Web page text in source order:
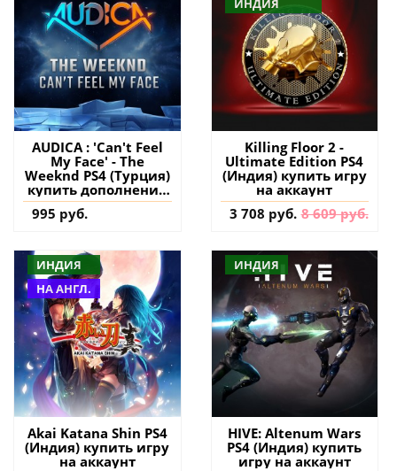
AUDICA : 'Can't Feel
My Face' - The
Weeknd PS4 (Турция)
купить дополнение
на аккаунт
995 руб.
ИНДИЯ
Killing Floor 2 -
Ultimate Edition PS4
(Индия) купить игру
на аккаунт
3 708 руб. 8 609 руб.
ИНДИЯ
НА АНГЛ.
Akai Katana Shin PS4
(Индия) купить игру
на аккаунт
ИНДИЯ
HIVE: Altenum Wars
PS4 (Индия) купить
игру на аккаунт